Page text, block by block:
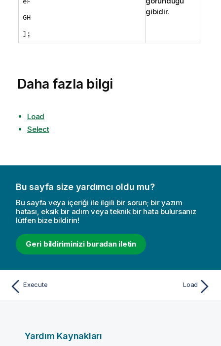
GH
];
gibidir.
Daha fazla bilgi
Load
Select
Bu sayfa size yardımcı oldu mu?
Bu sayfa veya içeriği ile ilgili bir sorun; bir yazım
hatası, eksik bir adım veya teknik bir hata bulursanız
lütfen bize bildirin!
Geri bildiriminizi buradan iletin
Execute Load
Yardım Kaynakları